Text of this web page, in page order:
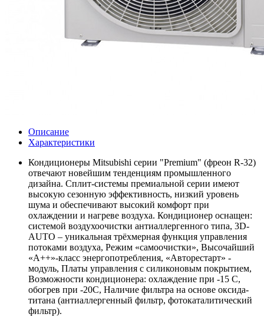
Описание
Характеристики
Кондиционеры Mitsubishi серии "Premium" (фреон R-32)
отвечают новейшим тенденциям промышленного
дизайна. Сплит-системы премиальной серии имеют
высокую сезонную эффективность, низкий уровень
шума и обеспечивают высокий комфорт при
охлаждении и нагреве воздуха. Кондиционер оснащен:
системой воздухоочистки антиаллергенного типа, 3D-
AUTO – уникальная трёхмерная функция управления
потоками воздуха, Режим «самоочистки», Высочайший
«A++»-класс энергопотребления, «Авторестарт» -
модуль, Платы управления с силиконовым покрытием,
Возможности кондиционера: охлаждение при -15 С,
обогрев при -20С, Наличие фильтра на основе оксида-
титана (антиаллергенный фильтр, фотокаталитический
фильтр).